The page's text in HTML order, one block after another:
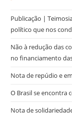
Publicação |
político que nos
Não à redução das
no financiamento
Nota de repúdio e
O Brasil se encontra
Nota de